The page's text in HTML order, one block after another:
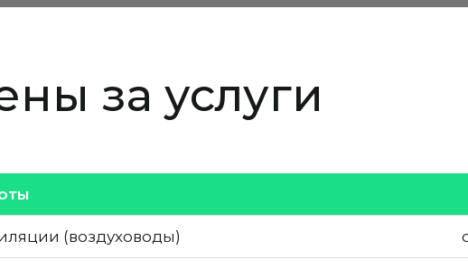
за услуги
(воздуховоды)